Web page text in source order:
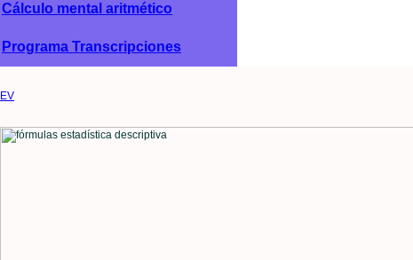
Cálculo mental aritmético
Programa Transcripciones
EV